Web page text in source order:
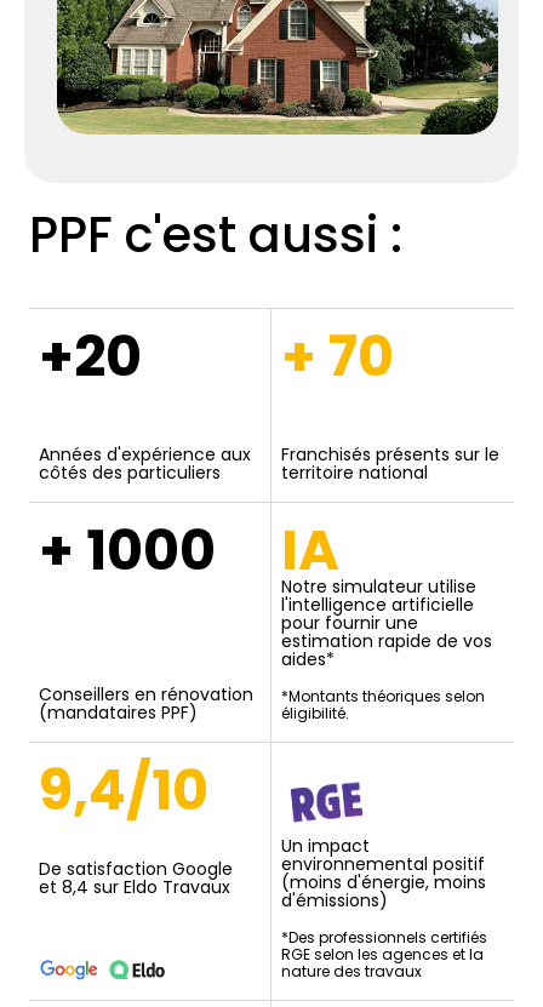
PPF c'est aussi :
+20
Années d'expérience aux
côtés des particuliers
+ 70
Franchisés présents sur le
territoire national
+ 1000
Conseillers en rénovation
(mandataires PPF)
IA
Notre simulateur utilise
l'intelligence artificielle
pour fournir une
estimation rapide de vos
aides*
*Montants théoriques selon
éligibilité.
9,4/10
De satisfaction Google
et 8,4 sur Eldo Travaux
Un impact
environnemental positif
(moins d'énergie, moins
d'émissions)
*Des professionnels certifiés
RGE selon les agences et la
nature des travaux